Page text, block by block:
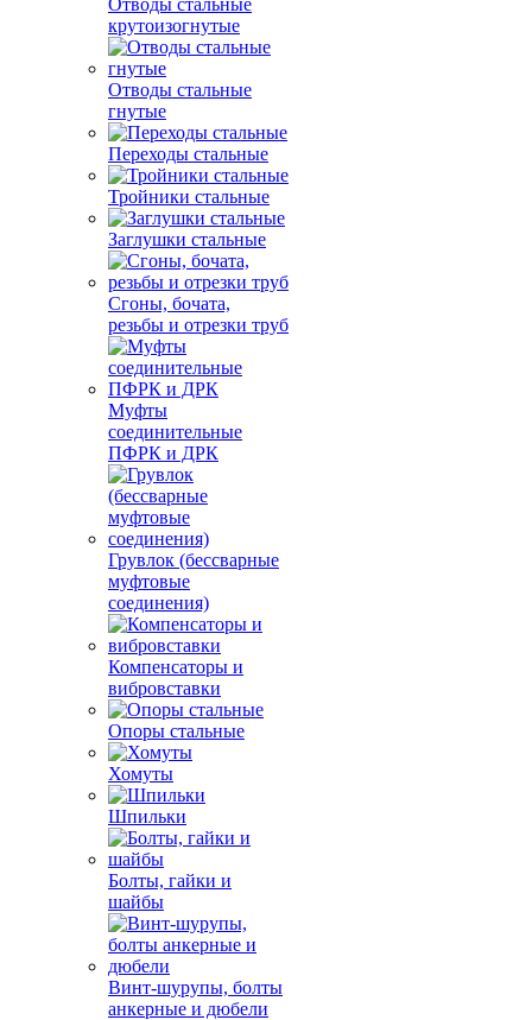
Отводы стальные
крутоизогнутые
Отводы стальные
гнутые
Переходы стальные
Тройники стальные
Заглушки стальные
Сгоны, бочата,
резьбы и отрезки труб
Муфты
соединительные
ПФРК и ДРК
Грувлок (бессварные
муфтовые
соединения)
Компенсаторы и
вибровставки
Опоры стальные
Хомуты
Шпильки
Болты, гайки и
шайбы
Винт-шурупы, болты
анкерные и дюбели